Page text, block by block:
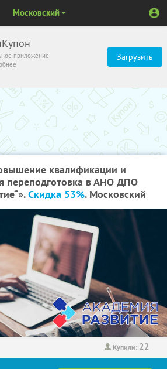
приложение
Загрузить
Московский
квалификации и
переподготовка в АНО ДПО
Скидка 53%. Московский
Купили: 22